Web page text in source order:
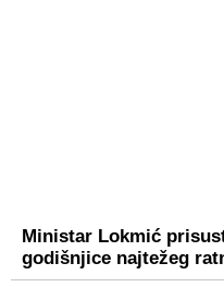
Ministar Lokmić
godišnjice najtežeg